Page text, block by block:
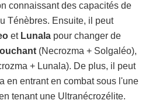
connaissant des capacités de
Ténèbres. Ensuite, il peut
etLunala pour changer de
(Necrozma + Solgaléo),
+ Lunala). De plus, il peut
en entrant en combat sous l'une
tenant une Ultranécrozélite.